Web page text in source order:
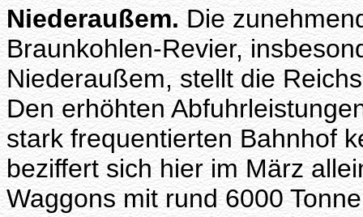
Niederaußem. Die
Braunkohlen-Revier,
Niederaußem, stellt die
Den erhöhten
stark frequentierten Bahnhof
beziffert sich hier im März
Waggons mit rund 6000